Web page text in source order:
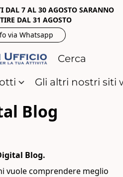
DAL 7 AL 30 AGOSTO SARANNO
DAL 31 AGOSTO
via Whatsapp
Gli altri nostri siti
Blog
Blog.
vuole comprendere meglio